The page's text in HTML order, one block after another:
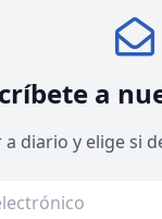
a
a diario y elige si